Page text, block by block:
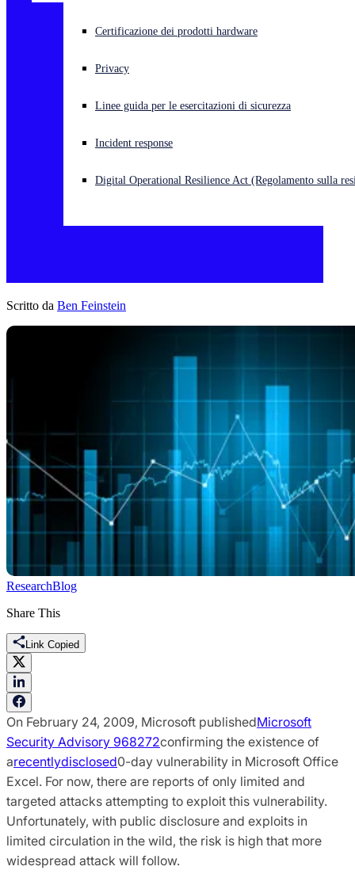
Cyberattacco in corso? Ottieni assistenza immediata
Open language switcher
Certificazione dei prodotti hardware
Privacy
Linee guida per le esercitazioni di sicurezza
Incident response
Digital Operational Resilience Act (Regolamento sulla
Scritto da Ben Feinstein
ResearchBlog
Share This
Link Copied
On February 24, 2009, Microsoft publishedMicrosoft
Security Advisory 968272confirming the existence of
arecentlydisclosed0-day vulnerability in Microsoft Office
Excel. For now, there are reports of only limited and
targeted attacks attempting to exploit this vulnerability.
Unfortunately, with public disclosure and exploits in
limited circulation in the wild, the risk is high that more
widespread attack will follow.